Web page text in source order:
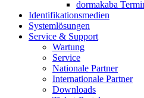
dormakaba
Identifikations­medien
Systemlösungen
Service & Support
Wartung
Service
Nationale Partner
Internationale Partner
Downloads